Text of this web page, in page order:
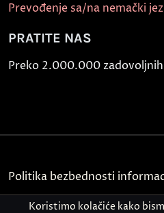
Prevođenje sa/na nemački
PRATITE NAS
Preko 2.000.000
Politika bezbednosti
Kontakt
Koristimo kolačiće kako